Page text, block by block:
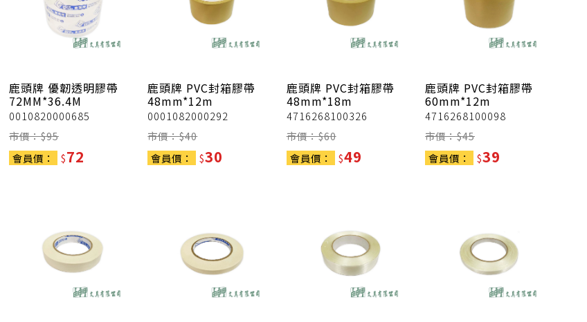
鹿頭牌 優韌透明膠帶
72MM*36.4M
0010820000685
市價：$95
會員價：
$72
鹿頭牌 PVC封箱膠帶
48mm*12m
0001082000292
市價：$40
會員價：
$30
鹿頭牌 PVC封箱膠帶
48mm*18m
4716268100326
市價：$60
會員價：
$49
鹿頭牌 PVC封箱膠帶
60mm*12m
4716268100098
市價：$45
會員價：
$39